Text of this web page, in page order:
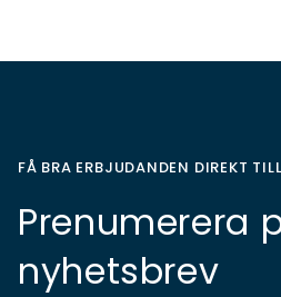
FÅ BRA ERBJUDANDEN DIREKT
Prenumerera
nyhetsbrev